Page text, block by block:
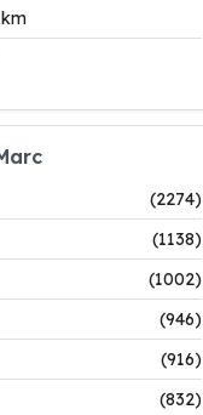
(2274)
(1138)
(1002)
(946)
(916)
(832)